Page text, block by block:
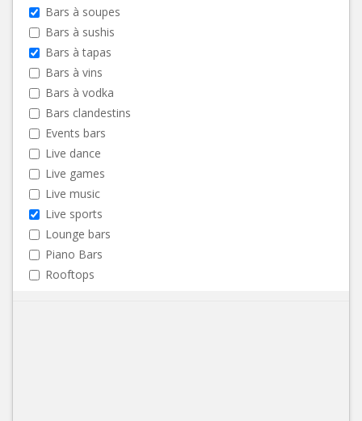
Bars à soupes
Bars à sushis
Bars à tapas
Bars à vins
Bars à vodka
Bars clandestins
Events bars
Live dance
Live games
Live music
Live sports
Lounge bars
Piano Bars
Rooftops